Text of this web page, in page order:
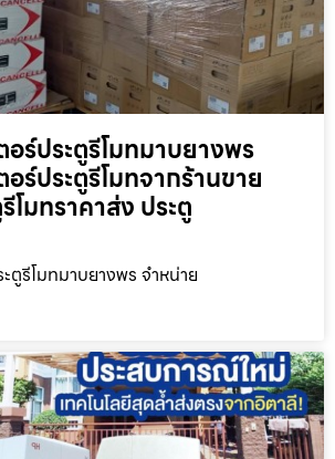
ร์ประตูรีโมทมาบยางพร
ร์ประตูรีโมทจากร้านขาย
โมทราคาส่ง ประตู
ตูรีโมทมาบยางพร จำหน่าย